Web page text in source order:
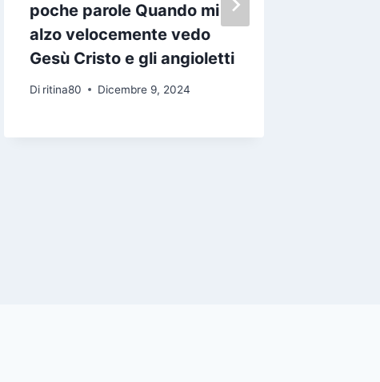
poche parole Quando mi
alzo velocemente vedo
Gesù Cristo e gli angioletti
Di ritina80 Dicembre 9, 2024